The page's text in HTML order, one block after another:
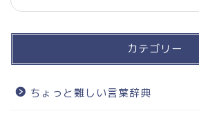
カテゴリー
ちょっと難しい言葉辞典